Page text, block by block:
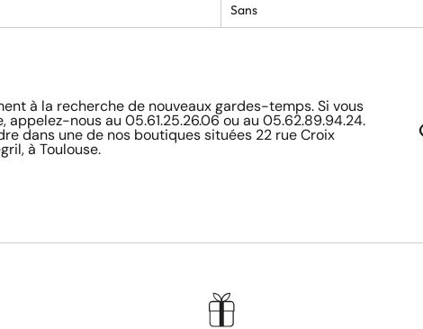
Sans
à la recherche de nouveaux gardes-temps. Si vous
appelez-nous au 05.61.25.26.06 ou au 05.62.89.94.24.
dans une de nos boutiques situées 22 rue Croix
à Toulouse.